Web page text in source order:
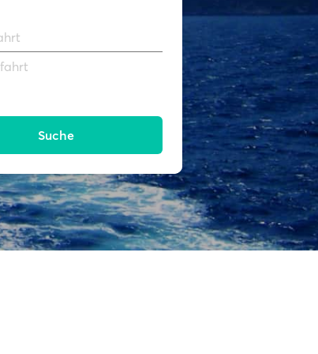
Suche